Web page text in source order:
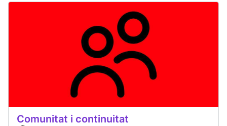
Comunitat i continuitat